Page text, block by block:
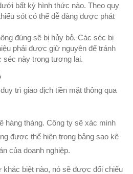
bất kỳ hình thức nào. Theo quy
sót có thể dễ dàng được phát
đúng sẽ bị hủy bỏ. Các séc bị
phải được giữ nguyên để tránh
séc này trong tương lai.
trì giao dịch tiền mặt thông qua
hàng tháng. Công ty sẽ xác minh
được thể hiện trong bảng sao kê
của doanh nghiệp.
khác biệt nào, nó sẽ được đối chiếu